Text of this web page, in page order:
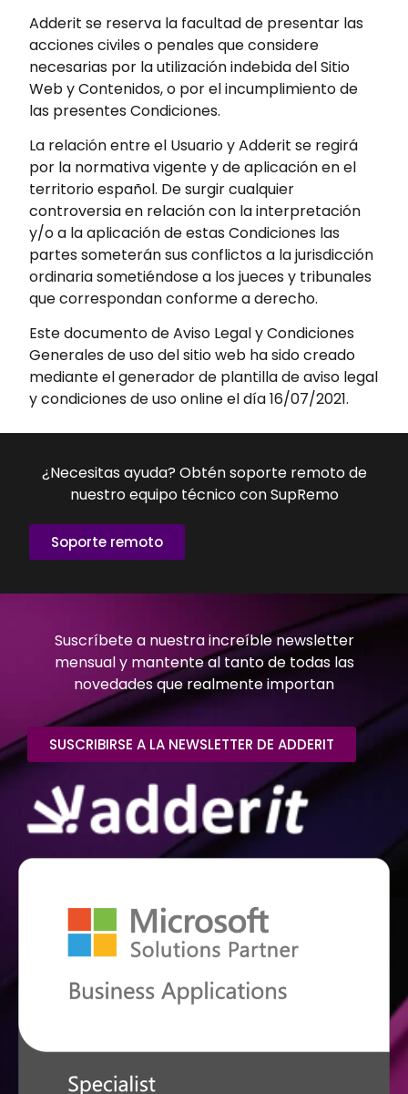
Adderit se reserva la facultad de presentar las
acciones civiles o penales que considere
necesarias por la utilización indebida del Sitio
Web y Contenidos, o por el incumplimiento de
las presentes Condiciones.
La relación entre el Usuario y Adderit se regirá
por la normativa vigente y de aplicación en el
territorio español. De surgir cualquier
controversia en relación con la interpretación
y/o a la aplicación de estas Condiciones las
partes someterán sus conflictos a la jurisdicción
ordinaria sometiéndose a los jueces y tribunales
que correspondan conforme a derecho.
Este documento de Aviso Legal y Condiciones
Generales de uso del sitio web ha sido creado
mediante el generador de plantilla de aviso legal
y condiciones de uso online el día 16/07/2021.
¿Necesitas ayuda? Obtén soporte remoto de
nuestro equipo técnico con SupRemo
Soporte remoto
Suscríbete a nuestra increíble newsletter
mensual y mantente al tanto de todas las
novedades que realmente importan
SUSCRIBIRSE A LA NEWSLETTER DE ADDERIT